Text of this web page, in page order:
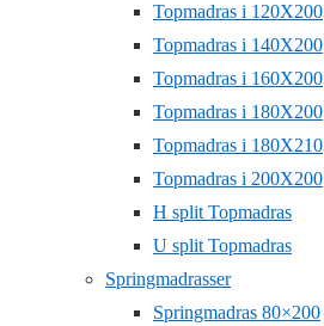
Topmadras i 120X200
Topmadras i 140X200
Topmadras i 160X200
Topmadras i 180X200
Topmadras i 180X210
Topmadras i 200X200
H split Topmadras
U split Topmadras
Springmadrasser
Springmadras 80×200